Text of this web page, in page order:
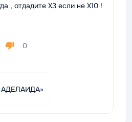
, отдадите Х3 если не X10 !
0